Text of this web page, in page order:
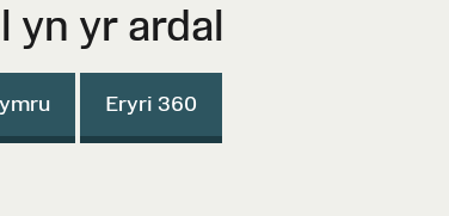
yn yr ardal
Eryri 360